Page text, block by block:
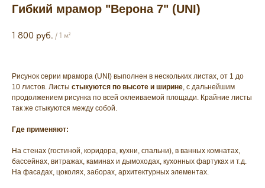
Гибкий мрамор "Верона 7" (UNI)
1 800 руб. / 1 м²
Рисунок серии мрамора (UNI) выполнен в нескольких листах, от 1 до
10 листов. Листы стыкуются по высоте и ширине, с дальнейшим
продолжением рисунка по всей оклеиваемой площади. Крайние листы
так же стыкуются между собой.
Где применяют:
На стенах (гостиной, коридора, кухни, спальни), в ванных комнатах,
бассейнах, витражах, каминах и дымоходах, кухонных фартуках и т.д.
На фасадах, цоколях, заборах, архитектурных элементах.